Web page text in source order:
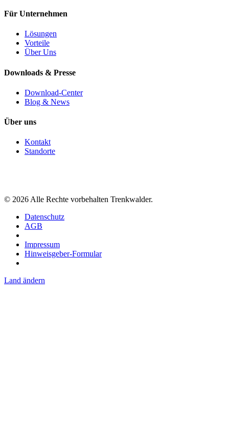
Für Unternehmen
Lösungen
Vorteile
Über Uns
Downloads & Presse
Download-Center
Blog & News
Über uns
Kontakt
Standorte
© 2026 Alle Rechte vorbehalten Trenkwalder.
Datenschutz
AGB
Impressum
Hinweisgeber-Formular
Land ändern